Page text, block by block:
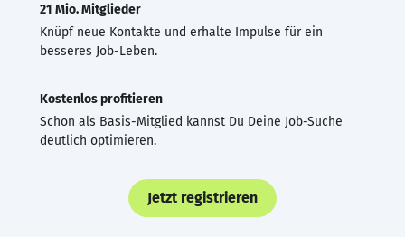
21 Mio. Mitglieder
Knüpf neue Kontakte und erhalte Impulse für ein
besseres Job-Leben.
Kostenlos profitieren
Schon als Basis-Mitglied kannst Du Deine Job-Suche
deutlich optimieren.
Jetzt registrieren